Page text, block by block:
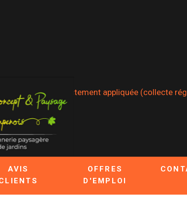
n'est pas strictement appliquée (collecte
AVIS
OFFRES
D'EMPLOI